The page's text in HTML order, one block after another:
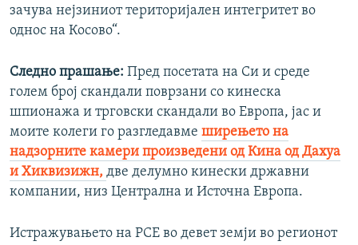
зачува нејзиниот територијален интегритет во
однос на Косово“.
Следно прашање: Пред посетата на Си и среде
голем број скандали поврзани со кинеска
шпионажа и трговски скандали во Европа, јас и
моите колеги го разгледавме ширењето на
надзорните камери произведени од Кина од Дахуа
и Хиквизижн, две делумно кинески државни
компании, низ Централна и Источна Европа.
Истражувањето на РСЕ во девет земји во регионот